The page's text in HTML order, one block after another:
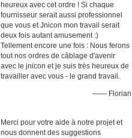
heureux avec cet ordre ! Si chaque
fournisseur serait aussi professionnel
que vous et Jnicon mon travail serait
deux fois autant amusement :)
Tellement encore une fois : Nous ferons
tout nos ordres de câblage d'avenir
avec le jnicon et je suis très heureux de
travailler avec vous - le grand travail.
—— Florian
Merci pour votre aide à notre projet et
nous donnent des suggestions